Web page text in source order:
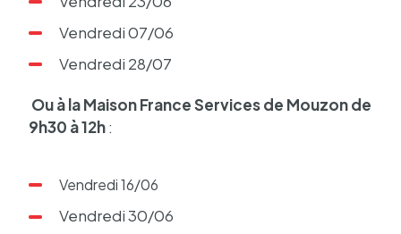
Vendredi 07/06
Vendredi 28/07
Ou à la Maison France Services de Mouzon de
9h30 à 12h:
Vendredi 16/06
Vendredi 30/06